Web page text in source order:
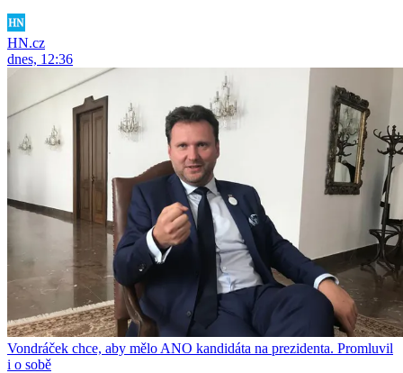
HN.cz
dnes, 12:36
Vondráček chce, aby mělo ANO kandidáta na prezidenta. Promluvil
i o sobě